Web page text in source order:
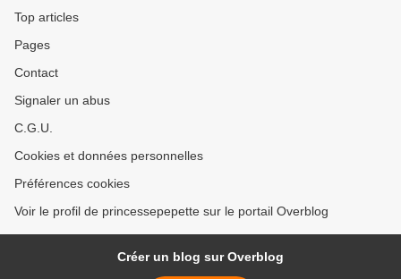
Top articles
Pages
Contact
Signaler un abus
C.G.U.
Cookies et données personnelles
Préférences cookies
Voir le profil de princessepepette sur le portail Overblog
Créer un blog sur Overblog